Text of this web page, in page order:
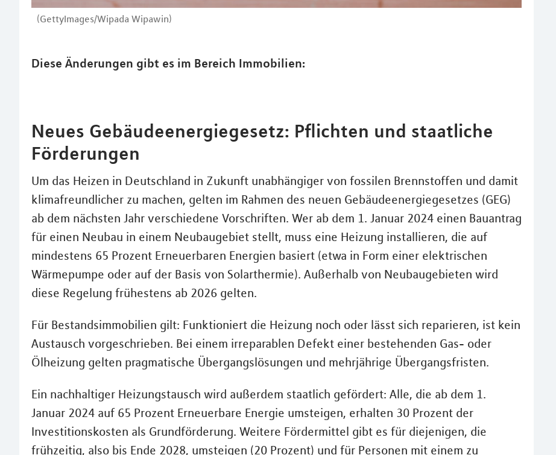
(GettyImages/Wipada Wipawin)
Diese Änderungen gibt es im Bereich Immobilien:
Neues Gebäudeenergiegesetz: Pflichten und staatliche
Förderungen
Um das Heizen in Deutschland in Zukunft unabhängiger von fossilen Brennstoffen und damit
klimafreundlicher zu machen, gelten im Rahmen des neuen Gebäudeenergiegesetzes (GEG)
ab dem nächsten Jahr verschiedene Vorschriften. Wer ab dem 1. Januar 2024 einen Bauantrag
für einen Neubau in einem Neubaugebiet stellt, muss eine Heizung installieren, die auf
mindestens 65 Prozent Erneuerbaren Energien basiert (etwa in Form einer elektrischen
Wärmepumpe oder auf der Basis von Solarthermie). Außerhalb von Neubaugebieten wird
diese Regelung frühestens ab 2026 gelten.
Für Bestandsimmobilien gilt: Funktioniert die Heizung noch oder lässt sich reparieren, ist kein
Austausch vorgeschrieben. Bei einem irreparablen Defekt einer bestehenden Gas- oder
Ölheizung gelten pragmatische Übergangslösungen und mehrjährige Übergangsfristen.
Ein nachhaltiger Heizungstausch wird außerdem staatlich gefördert: Alle, die ab dem 1.
Januar 2024 auf 65 Prozent Erneuerbare Energie umsteigen, erhalten 30 Prozent der
Investitionskosten als Grundförderung. Weitere Fördermittel gibt es für diejenigen, die
frühzeitig, also bis Ende 2028, umsteigen (20 Prozent) und für Personen mit einem zu